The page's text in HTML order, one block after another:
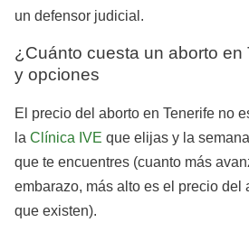
un defensor judicial.
¿Cuánto cuesta un aborto en
y opciones
El precio del aborto en Tenerife no
la Clínica IVE que elijas y la
que te encuentres (cuanto más
embarazo, más alto es el precio del
que existen).